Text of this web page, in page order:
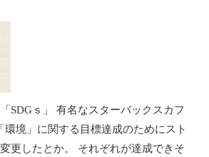
SDGｓ」 有名なスターバックスカフ
環境」に関する目標達成のためにスト
更したとか。 それぞれが達成できそ